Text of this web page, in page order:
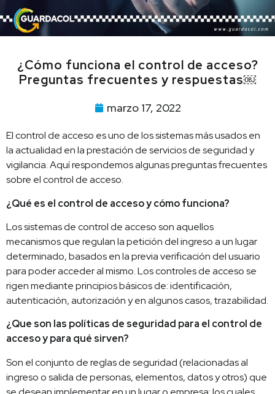
¿Cómo funciona el control de acceso?
Preguntas frecuentes y respuestas￼
marzo 17, 2022
El control de acceso es uno de los sistemas más usados en
la actualidad en la prestación de servicios de seguridad y
vigilancia. Aquí respondemos algunas preguntas frecuentes
sobre el control de acceso.
¿Qué es el control de acceso y cómo funciona?
Los sistemas de control de acceso son aquellos
mecanismos que regulan la petición del ingreso a un lugar
determinado, basados en la previa verificación del usuario
para poder acceder al mismo. Los controles de acceso se
rigen mediante principios básicos de: identificación,
autenticación, autorización y en algunos casos, trazabilidad.
¿Que son las políticas de seguridad para el control de
acceso y para qué sirven?
Son el conjunto de reglas de seguridad (relacionadas al
ingreso o salida de personas, elementos, datos y otros) que